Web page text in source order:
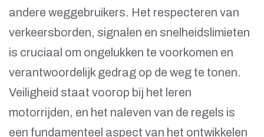
andere weggebruikers. Het respecteren van
verkeersborden, signalen en snelheidslimieten
is cruciaal om ongelukken te voorkomen en
verantwoordelijk gedrag op de weg te tonen.
Veiligheid staat voorop bij het leren
motorrijden, en het naleven van de regels is
een fundamenteel aspect van het ontwikkelen